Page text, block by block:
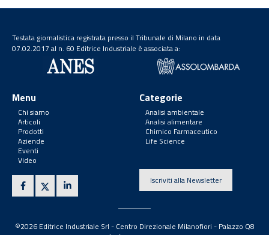
Testata giornalistica registrata presso il Tribunale di Milano in data
07.02.2017 al n. 60 Editrice Industriale è associata a:
Menu
Chi siamo
Articoli
Prodotti
Aziende
Eventi
Video
Categorie
Analisi ambientale
Analisi alimentare
Chimico Farmaceutico
Life Science
Iscriviti alla Newsletter
©2026 Editrice Industriale Srl - Centro Direzionale Milanofiori - Palazzo Q8